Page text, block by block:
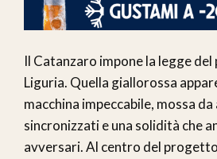
Il Catanzaro impone la legge
Liguria. Quella giallorossa
macchina impeccabile, mossa
sincronizzati e una solidità che
avversari. Al centro del